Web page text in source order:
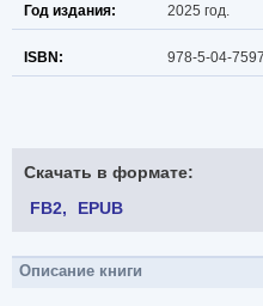
Год издания: 2025 год.
ISBN: 978-5-04-
Скачать в формате:
FB2
EPUB
Описание книги